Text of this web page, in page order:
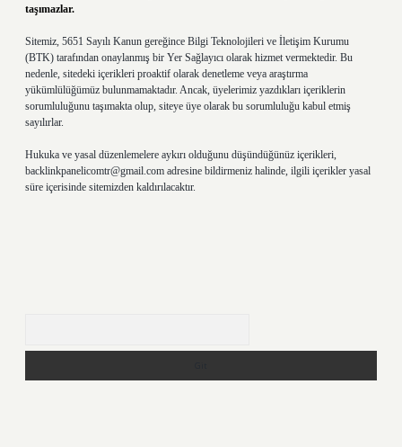
taşımazlar.
Sitemiz, 5651 Sayılı Kanun gereğince Bilgi Teknolojileri ve İletişim Kurumu
(BTK) tarafından onaylanmış bir Yer Sağlayıcı olarak hizmet vermektedir. Bu
nedenle, sitedeki içerikleri proaktif olarak denetleme veya araştırma
yükümlülüğümüz bulunmamaktadır. Ancak, üyelerimiz yazdıkları içeriklerin
sorumluluğunu taşımakta olup, siteye üye olarak bu sorumluluğu kabul etmiş
sayılırlar.
Hukuka ve yasal düzenlemelere aykırı olduğunu düşündüğünüz içerikleri,
backlinkpanelicomtr@gmail.com adresine bildirmeniz halinde, ilgili içerikler yasal
süre içerisinde sitemizden kaldırılacaktır.